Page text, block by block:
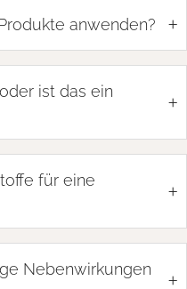
anwenden? +
ist das ein
+
für eine
+
Nebenwirkungen
+